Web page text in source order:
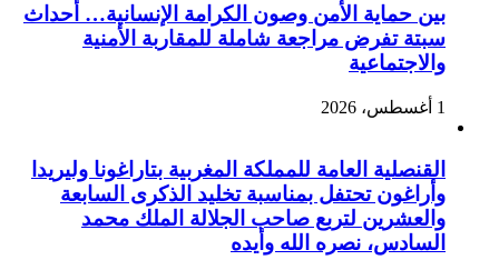
بين حماية الأمن وصون الكرامة الإنسانية… أحداث
سبتة تفرض مراجعة شاملة للمقاربة الأمنية
والاجتماعية
1 أغسطس، 2026
القنصلية العامة للمملكة المغربية بتاراغونا وليريدا
وأراغون تحتفل بمناسبة تخليد الذكرى السابعة
والعشرين لتربع صاحب الجلالة الملك محمد
السادس، نصره الله وأيده